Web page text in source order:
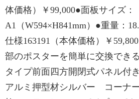
体価格）￥99,000●面板サイズ：
A1（W594×H841mm）●重量：
仕様163191（本体価格）￥
部のポスターを簡単に交換でき
タイプ前面四方開閉式パネル付
アルミ押型材シルバー コーナ